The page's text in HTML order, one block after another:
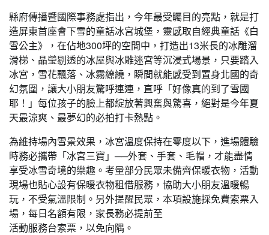
縣府傳播暨國際事務處指出，今年最受矚目的亮點，就是打
造屏東首座會下雪的童話冰宮城堡，靈感取自經典童話《白
雪公主》，在佔地300坪的空間中，打造出13米長的冰雕溜
滑梯、晶瑩剔透的冰屋與冰雕迷宮等沉浸式場景，只要踏入
冰宮，雪花飄落、冰霧繚繞，瞬間就能感受到置身北國的奇
幻氛圍，讓大小朋友驚呼連連，直呼「好像真的到了雪國
耶！」每位孩子的臉上都綻放著興奮與驚喜，絕對是今年夏
天最涼爽、最夢幻的必拍打卡熱點。
為維持場內雪景效果，冰宮溫度保持在零度以下，進場體驗
時務必攜帶「冰宮三寶」──外套、手套、毛帽，才能盡情
享受冰雪奇境的樂趣。考量部分民眾未備齊保暖衣物，活動
現場也貼心設有保暖衣物租借服務，協助大小朋友溫暖暢
玩，不受氣溫限制。另外提醒民眾，本項設施採免費索票入
場，每日名額有限，家長務必提前至
活動服務台索票，以免向隅。